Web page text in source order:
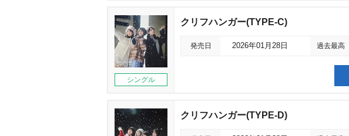
シングル
クリフハンガー(TYPE-C)
発売日 2026年01月28日 過去最高
クリフハンガー(TYPE-D)